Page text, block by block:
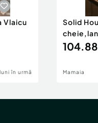
CO2:
regenerabile:
Vlaicu
în urmă
Solid
Mamaia